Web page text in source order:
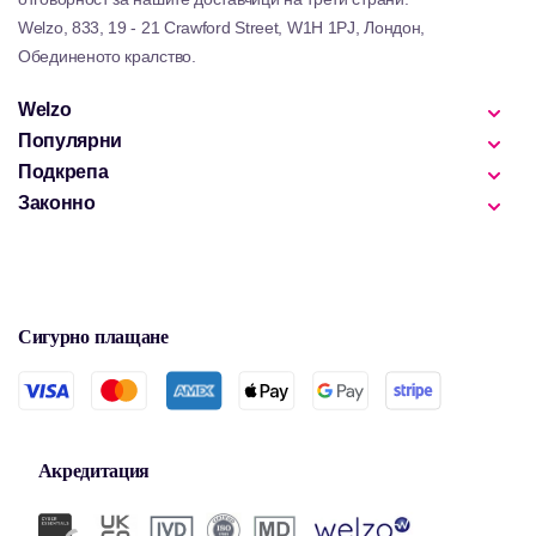
Welzo, 833, 19 - 21 Crawford Street, W1H 1PJ, Лондон,
Обединеното кралство.
Welzo
Популярни
Подкрепа
Законно
Сигурно плащане
Акредитация